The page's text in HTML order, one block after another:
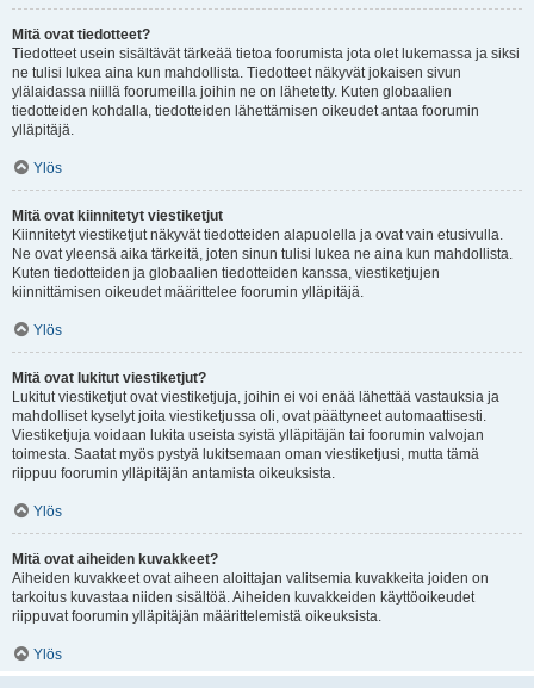
Mitä ovat tiedotteet?
Tiedotteet usein sisältävät tärkeää tietoa foorumista jota olet lukemassa ja siksi
ne tulisi lukea aina kun mahdollista. Tiedotteet näkyvät jokaisen sivun
ylälaidassa niillä foorumeilla joihin ne on lähetetty. Kuten globaalien
tiedotteiden kohdalla, tiedotteiden lähettämisen oikeudet antaa foorumin
ylläpitäjä.
Ylös
Mitä ovat kiinnitetyt viestiketjut
Kiinnitetyt viestiketjut näkyvät tiedotteiden alapuolella ja ovat vain etusivulla.
Ne ovat yleensä aika tärkeitä, joten sinun tulisi lukea ne aina kun mahdollista.
Kuten tiedotteiden ja globaalien tiedotteiden kanssa, viestiketjujen
kiinnittämisen oikeudet määrittelee foorumin ylläpitäjä.
Ylös
Mitä ovat lukitut viestiketjut?
Lukitut viestiketjut ovat viestiketjuja, joihin ei voi enää lähettää vastauksia ja
mahdolliset kyselyt joita viestiketjussa oli, ovat päättyneet automaattisesti.
Viestiketjuja voidaan lukita useista syistä ylläpitäjän tai foorumin valvojan
toimesta. Saatat myös pystyä lukitsemaan oman viestiketjusi, mutta tämä
riippuu foorumin ylläpitäjän antamista oikeuksista.
Ylös
Mitä ovat aiheiden kuvakkeet?
Aiheiden kuvakkeet ovat aiheen aloittajan valitsemia kuvakkeita joiden on
tarkoitus kuvastaa niiden sisältöä. Aiheiden kuvakkeiden käyttöoikeudet
riippuvat foorumin ylläpitäjän määrittelemistä oikeuksista.
Ylös